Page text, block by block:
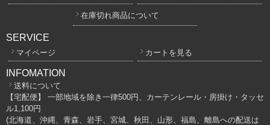
在庫切れ商品について
SERVICE
マイページ カートを見る
INFOMATION
送料について
【宅配便】 一部地域を除き一律500円、カーテンレール・房掛け・タッセ
ル1,100円
(北海道、沖縄、青森、岩手、宮城、秋田、山形、福島、離島への配送は